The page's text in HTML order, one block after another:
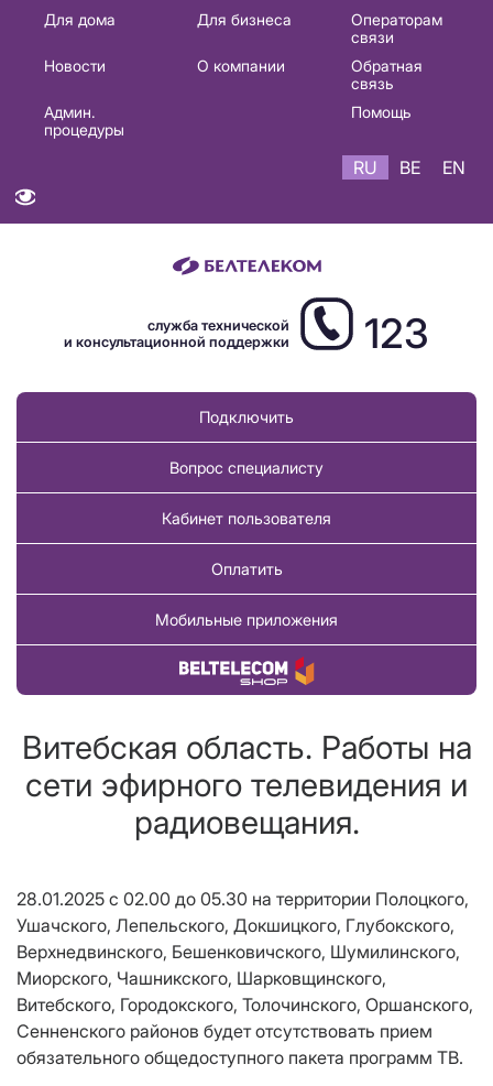
Основная
навигация
Для дома Для бизнеса
Операторам
связи
Новости
О компании
Обратная
связь
Админ.
процедуры
Помощь
RU BE EN
служба технической
и консультационной поддержки
123
Подключить
Вопрос специалисту
Кабинет пользователя
Оплатить
Мобильные приложения
Купить товар
Витебская область. Работы на
сети эфирного телевидения и
радиовещания.
28.01.2025 с 02.00 до 05.30 на территории Полоцкого,
Ушачского, Лепельского, Докшицкого, Глубокского,
Верхнедвинского, Бешенковичского, Шумилинского,
Миорского, Чашникского, Шарковщинского,
Витебского, Городокского, Толочинского, Оршанского,
Сенненского районов будет отсутствовать прием
обязательного общедоступного пакета программ ТВ.